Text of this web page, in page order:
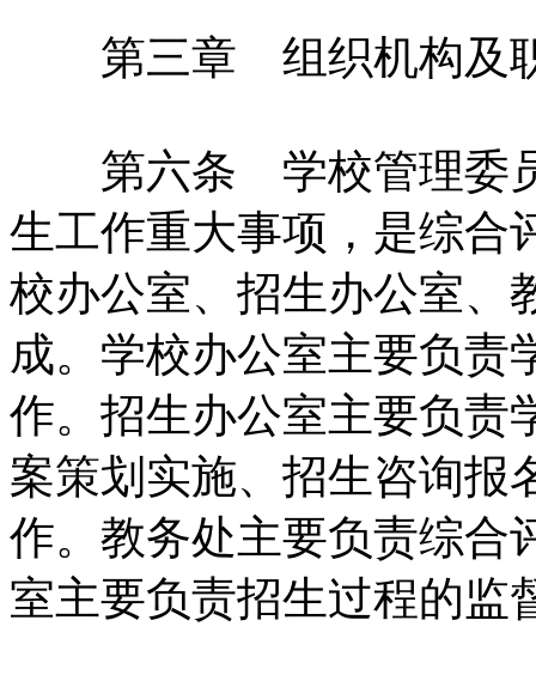
第三章 组织机构及
第六条 学校管理委员
生工作重大事项，是综合
校办公室、招生办公室、
成。学校办公室主要负责
作。招生办公室主要负责
案策划实施、招生咨询报
作。教务处主要负责综合
室主要负责招生过程的监